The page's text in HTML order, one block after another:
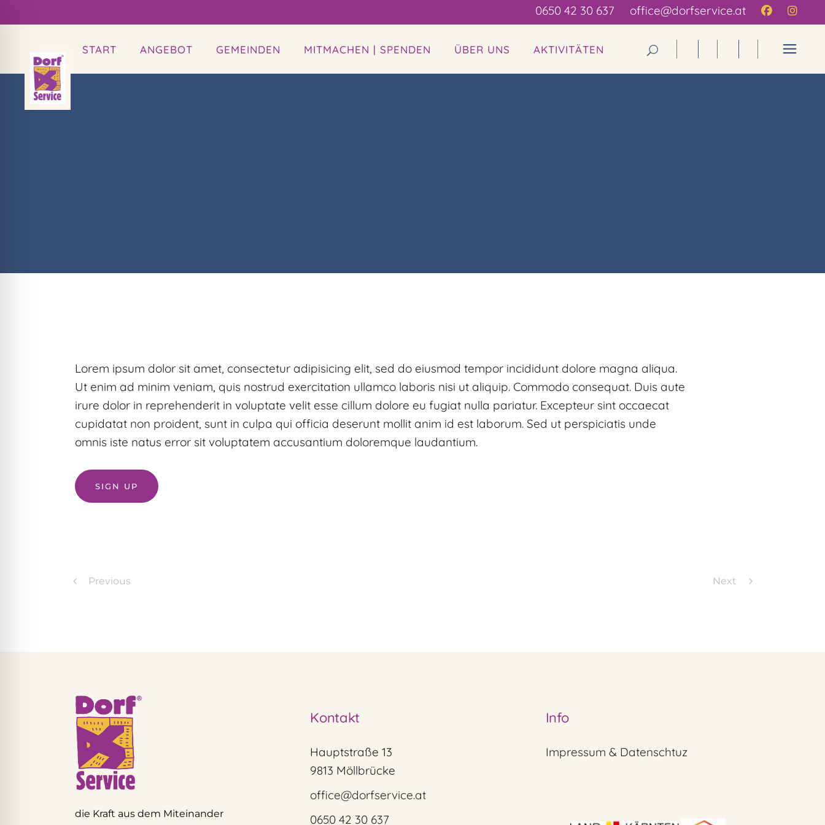
0650 42 30 637 office@dorfservice.at
START ANGEBOT GEMEINDEN MITMACHEN | SPENDEN ÜBER UNS AKTIVITÄTEN
Lorem ipsum dolor sit amet, consectetur adipisicing elit, sed do eiusmod tempor incididunt dolore magna aliqua.
Ut enim ad minim veniam, quis nostrud exercitation ullamco laboris nisi ut aliquip. Commodo consequat. Duis aute
irure dolor in reprehenderit in voluptate velit esse cillum dolore eu fugiat nulla pariatur. Excepteur sint occaecat
cupidatat non proident, sunt in culpa qui officia deserunt mollit anim id est laborum. Sed ut perspiciatis unde
omnis iste natus error sit voluptatem accusantium doloremque laudantium.
SIGN UP
Previous Next
die Kraft aus dem Miteinander
Kontakt
Hauptstraße 13
9813 Möllbrücke
office@dorfservice.at
0650 42 30 637
Info
Impressum & Datenschtuz